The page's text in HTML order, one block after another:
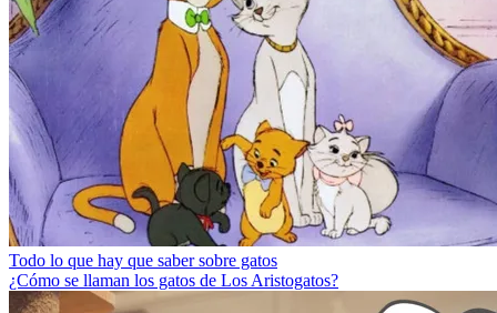
Todo lo que hay que saber sobre gatos
¿Cómo se llaman los gatos de Los Aristogatos?